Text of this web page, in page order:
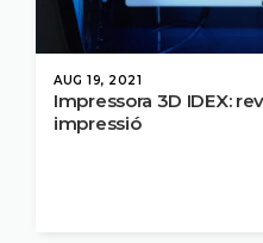
AUG 19, 2021
Impressora 3D IDEX:
impressió